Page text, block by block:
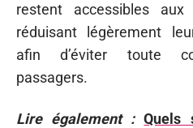
restent accessibles
réduisant légèrement
afin d’éviter toute
passagers.
Lire également : Quels